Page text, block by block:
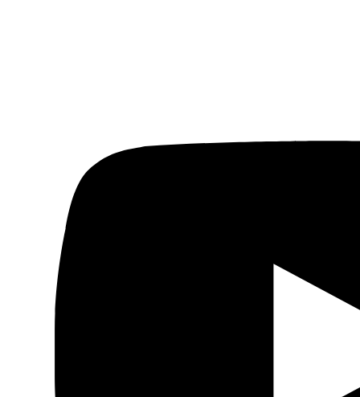
Cursos de verano UAM. Cuestiones de
geopolítica: El mundo árabe, España y el Mediterráneo
(6, 7 y 8 de septiembre)
llamados a votar, Ali Dilem, 03.05.2017